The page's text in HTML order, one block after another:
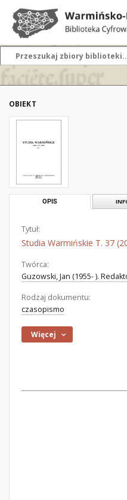
OBIEKT
OPIS
Tytuł:
Studia Warmińskie T. 37
Twórca:
Guzowski, Jan (1955- ).
Rodzaj dokumentu:
czasopismo
Więcej